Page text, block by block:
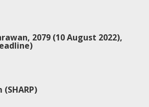
2079 (10 August 2022),
(SHARP)